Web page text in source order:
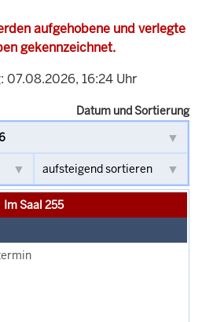
aufgehobene und verlegte
gekennzeichnet.
07.08.2026, 16:24 Uhr
Datum und Sortierung
Im Saal 255